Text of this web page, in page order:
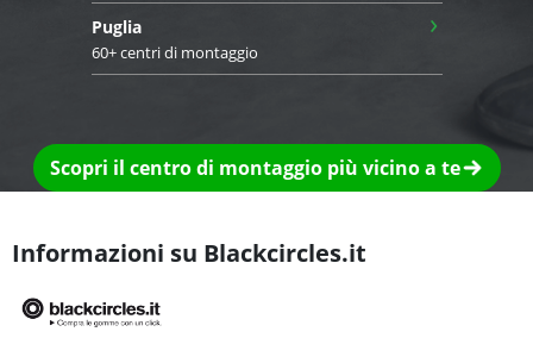
Puglia
60+ centri di montaggio
›
Scopri il centro di montaggio più vicino a te
Informazioni su Blackcircles.it